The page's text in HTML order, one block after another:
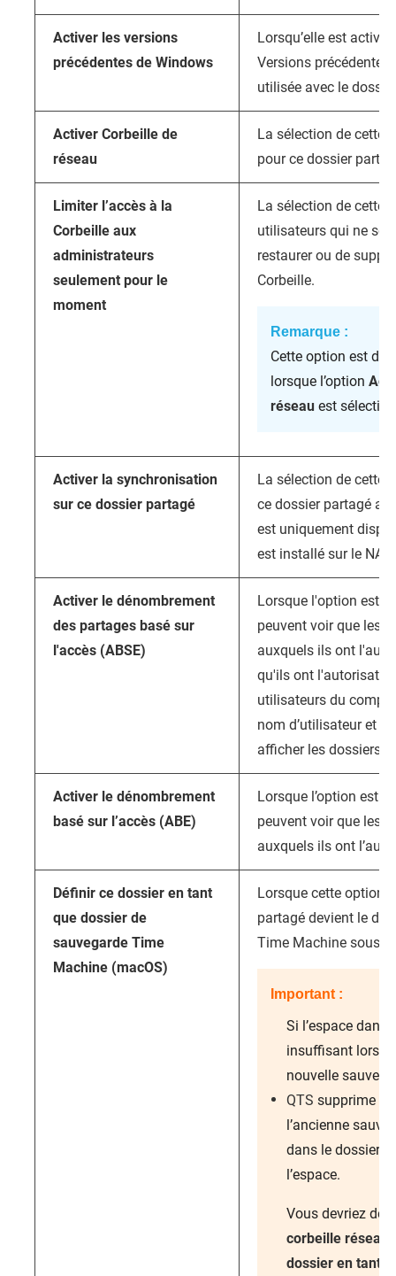
Activer les versions
précédentes de Windows
Lorsqu’elle est
Versions précédentes
utilisée avec le
Activer Corbeille de
réseau
La sélection de cette
pour ce dossier
Limiter l’accès à la
Corbeille aux
administrateurs
seulement pour le
moment
La sélection de cette
utilisateurs qui ne
restaurer ou de
Corbeille.
Remarque :
Cette option est
lorsque l’option
réseau est
Activer la synchronisation
sur ce dossier partagé
La sélection de cette
ce dossier partagé
est uniquement
est installé sur le NAS.
Activer le dénombrement
des partages basé sur
l'accès (ABSE)
Lorsque l'option est
peuvent voir que les
auxquels ils ont
qu'ils ont
utilisateurs du
nom d’utilisateur et
afficher les dossiers
Activer le dénombrement
basé sur l’accès (ABE)
Lorsque l’option est
peuvent voir que les
auxquels ils ont
Définir ce dossier en tant
que dossier de
sauvegarde Time
Machine (macOS)
Lorsque cette option
partagé devient le
Time Machine sous
Important :
Si l’espace dans
insuffisant lors
nouvelle
QTS supprime
l’ancienne
dans le dossier
l’espace.
Vous devriez
corbeille réseau
dossier en tant